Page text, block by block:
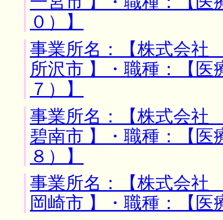
０）】
事業所名：【株式会
所沢市 】・職種：【医
７）】
事業所名：【株式会
碧南市 】・職種：【医
８）】
事業所名：【株式会
岡崎市 】・職種：【